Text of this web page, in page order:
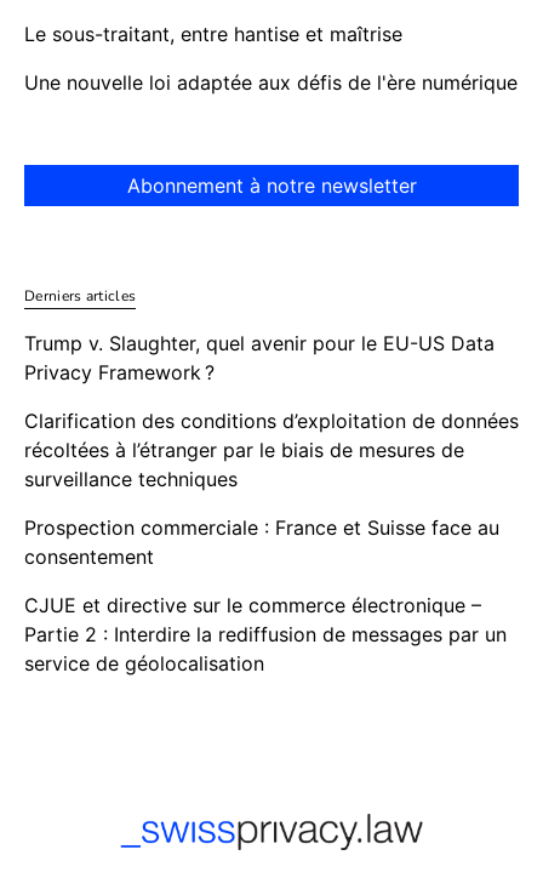
Le sous-traitant, entre hantise et maîtrise
Une nouvelle loi adaptée aux défis de l'ère numérique
Abonnement à notre newsletter
Derniers articles
Trump v. Slaughter, quel avenir pour le EU-US Data
Privacy Framework ?
Clarification des conditions d’exploitation de données
récoltées à l’étranger par le biais de mesures de
surveillance techniques
Prospection commerciale : France et Suisse face au
consentement
CJUE et directive sur le commerce électronique –
Partie 2 : Interdire la rediffusion de messages par un
service de géolocalisation